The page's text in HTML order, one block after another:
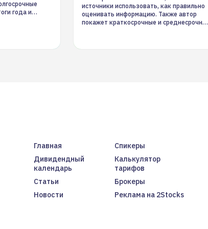
года и
источники использовать, как правильно
оценивать информацию. Также автор
покажет краткосрочные и среднесрочные
Главная
Спикеры
Дивидендный
календарь
Калькулятор
тарифов
Статьи
Брокеры
Новости
Реклама на 2Stocks